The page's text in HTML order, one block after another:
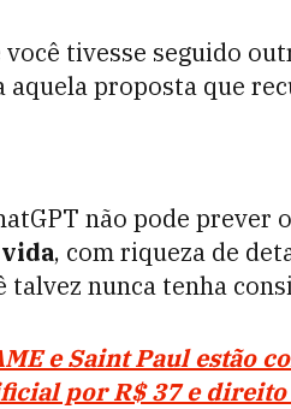
você tivesse seguido
aquela proposta que
não pode prever
, com riqueza de
talvez nunca tenha
e Saint Paul estão
por R$ 37 e